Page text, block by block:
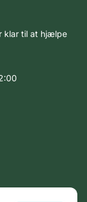
klar til at hjælpe